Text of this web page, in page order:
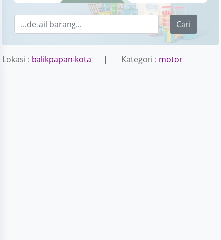
Cari
Lokasi : balikpapan-kota | Kategori : motor